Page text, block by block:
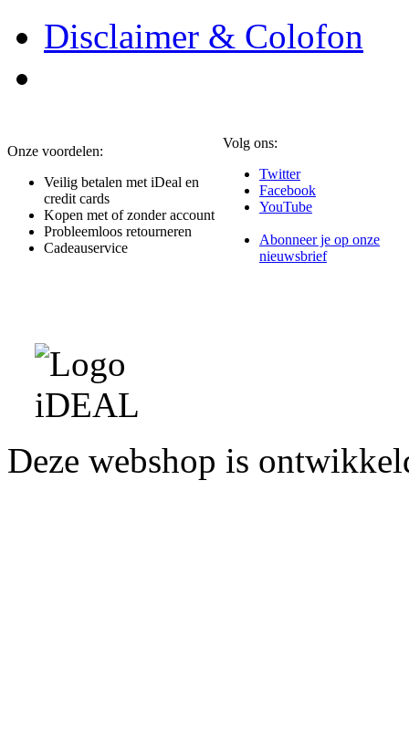
Disclaimer & Colofon
Onze voordelen:
Veilig betalen met iDeal en
credit cards
Kopen met of zonder account
Probleemloos retourneren
Cadeauservice
Volg ons:
Twitter
Facebook
YouTube
Abonneer je op onze
nieuwsbrief
Deze webshop is